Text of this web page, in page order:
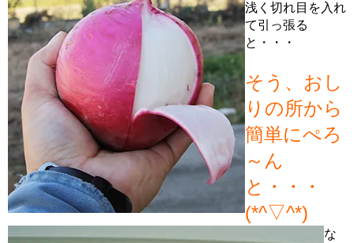
浅く切れ目を入れ
て引っ張る
と・・・
そう、おし
りの所から
簡単にぺろ
～ん
と・・・
(*^▽^*)
な